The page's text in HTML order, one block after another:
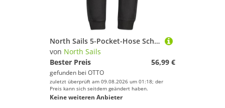
North Sails 5-Pocket-Hose Schwarze Kinder-Sporthose: Gefüttert, 3 Taschen, Bündchen, nachhalti
von North Sails
Bester Preis
56,99 €
gefunden bei OTTO
zuletzt überprüft am 09.08.2026 um 01:18; der
Preis kann sich seitdem geändert haben.
Keine weiteren Anbieter